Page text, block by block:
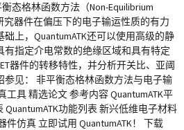
态格林函数方法（Non-Equilibrium
究器件在偏压下的电子输运性质的有力
上，QuantumATK还可以使用高级的静
有指定介电常数的绝缘区域和具有特定
器件的转移特性，并分析开关比、亚阈
参见： 非平衡态格林函数方法与电子输
具 精选论文 参考内容 QuantumATK平
功能列表 新兴低维电子材料
仿真 立即试用 QuantumATK！ 下载